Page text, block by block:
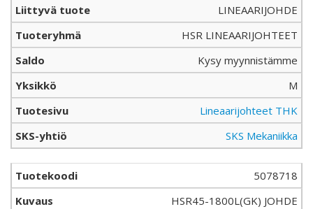
LINEAARIJOHDE
HSR LINEAARIJOHTEET
Kysy myynnistämme
M
Lineaarijohteet THK
SKS Mekaniikka
5078718
HSR45-1800L(GK) JOHDE